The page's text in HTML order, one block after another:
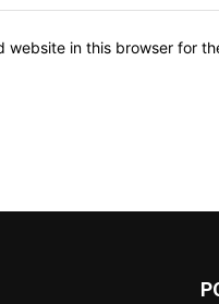
website in this browser for